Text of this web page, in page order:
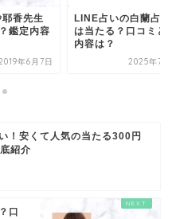
香先生
鑑定内容
年6月7日
LINE占いの白蘭占
は当たる？口コミと
内容は？
2025年7
！安くて人気の当たる300円
紹介
口